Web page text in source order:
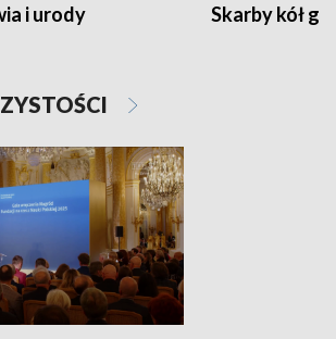
i urody Skarby kół